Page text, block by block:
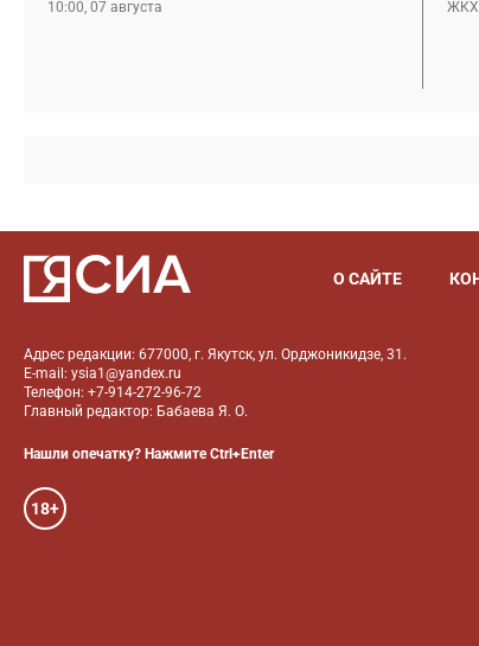
10:00, 07 августа ЖКХ
О САЙТЕ
Адрес редакции: 677000, г. Якутск, ул. Орджоникидзе, 31.
E-mail: ysia1@yandex.ru
Телефон: +7-914-272-96-72
Главный редактор: Бабаева Я. О.
Нашли опечатку? Нажмите Ctrl+Enter
18+